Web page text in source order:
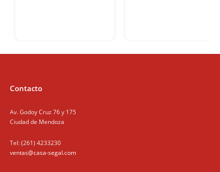
Contacto
Av. Godoy Cruz 76 y 175
Ciudad de Mendoza
Tel: (261) 4233230
ventas@casa-segal.com